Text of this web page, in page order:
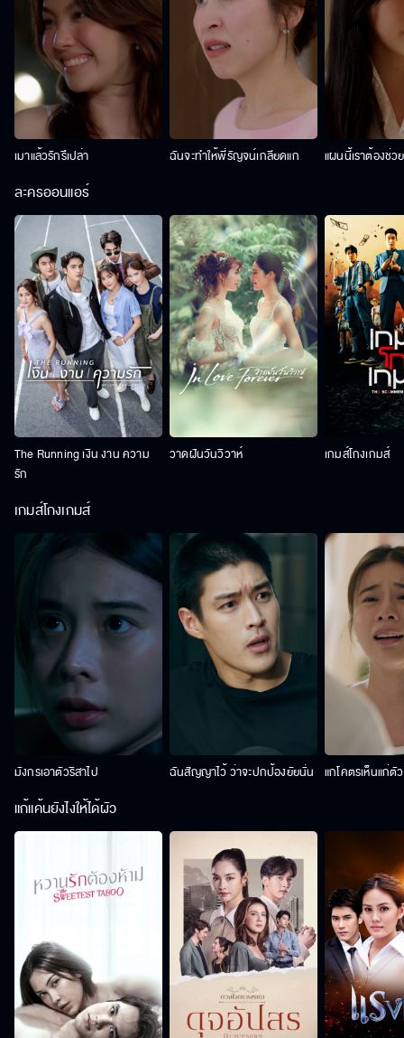
เมาแล้วรักรึเปล่า ฉันจะทำให้พี่รัญจน์เกลียดแก แผนนี้เราต้องช่ว
ละครออนแอร์
The Running เงิน งาน ความ
รัก
วาดฝันวันวิวาห์ เกมส์โกงเกมส์
เกมส์โกงเกมส์
มังกรเอาตัวริสาไป ฉันสัญญาไว้ ว่าจะปกป้องยัยนั่น แกโคตรเห็นแก่ตั
แก้แค้นยังไงให้ได้ผัว